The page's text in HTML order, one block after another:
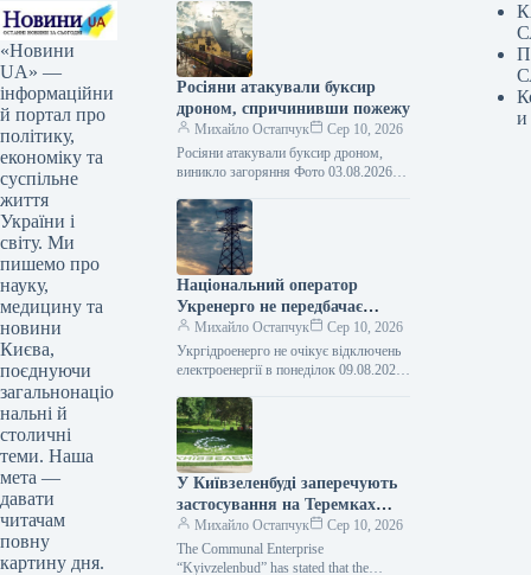
«Новини
UA» —
інформаційни
й портал про
політику,
економіку та
суспільне
життя
України і
світу. Ми
пишемо про
науку,
медицину та
новини
Києва,
поєднуючи
загальнонаціо
нальні й
столичні
теми. Наша
мета —
давати
читачам
повну
картину дня.
Росіяни атакували буксир
дроном, спричинивши пожежу
Михайло Остапчук
Сер 10, 2026
Росіяни атакували буксир дроном,
виникло загоряння Фото 03.08.2026
вдосвіта 3 серпня атакували
комерційний буксир безпілотником
типу…
Національний оператор
Укренерго не передбачає
відключень електроенергії у
понеділок.
Михайло Остапчук
Сер 10, 2026
Укргідроенерго не очікує відключень
електроенергії в понеділок 09.08.2026
понеділок, 10 серпня, обмежень у
споживанні електричної…
У Київзеленбуді заперечують
застосування на Теремках
техніки, наданої Великою
Британією для Збройних сил
України.
Михайло Остапчук
Сер 10, 2026
The Communal Enterprise
“Kyivzelenbud” has stated that the
и